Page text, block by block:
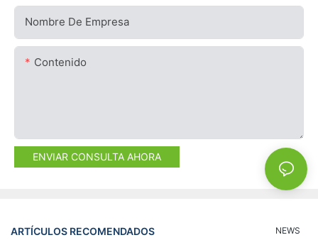
Nombre De Empresa
Contenido
ENVIAR CONSULTA AHORA
ARTÍCULOS RECOMENDADOS NEWS